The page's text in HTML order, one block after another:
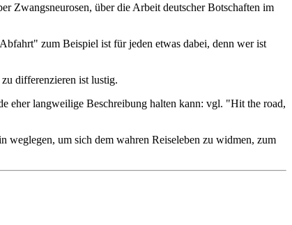
Zwangsneurosen, über die Arbeit deutscher Botschaften im
zum Beispiel ist für jeden etwas dabei, denn wer ist
differenzieren ist lustig.
eher langweilige Beschreibung halten kann: vgl. "Hit the road,
um sich dem wahren Reiseleben zu widmen, zum